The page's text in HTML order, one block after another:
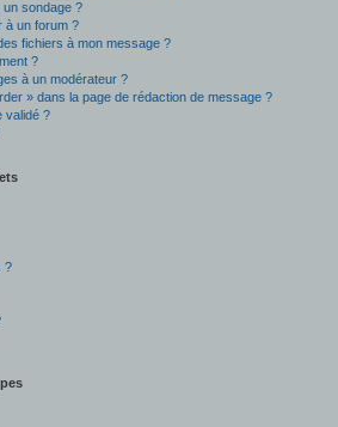
un sondage ?
à un forum ?
fichiers à mon message ?
?
à un modérateur ?
» dans la page de rédaction de message ?
validé ?
?